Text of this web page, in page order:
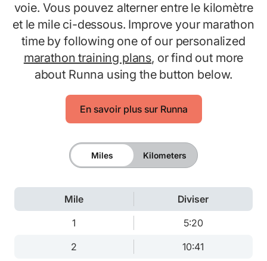
voie. Vous pouvez alterner entre le kilomètre
et le mile ci-dessous. Improve your marathon
time by following one of our personalized
marathon training plans, or find out more
about Runna using the button below.
En savoir plus sur Runna
Miles Kilometers
Mile
Diviser
1
5:20
2
10:41